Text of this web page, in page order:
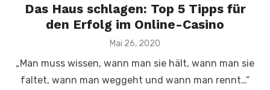
Das Haus schlagen: Top 5 Tipps für
den Erfolg im Online-Casino
Veröffentlicht
Mai 26, 2020
„Man muss wissen, wann man sie hält, wann man sie
faltet, wann man weggeht und wann man rennt…“